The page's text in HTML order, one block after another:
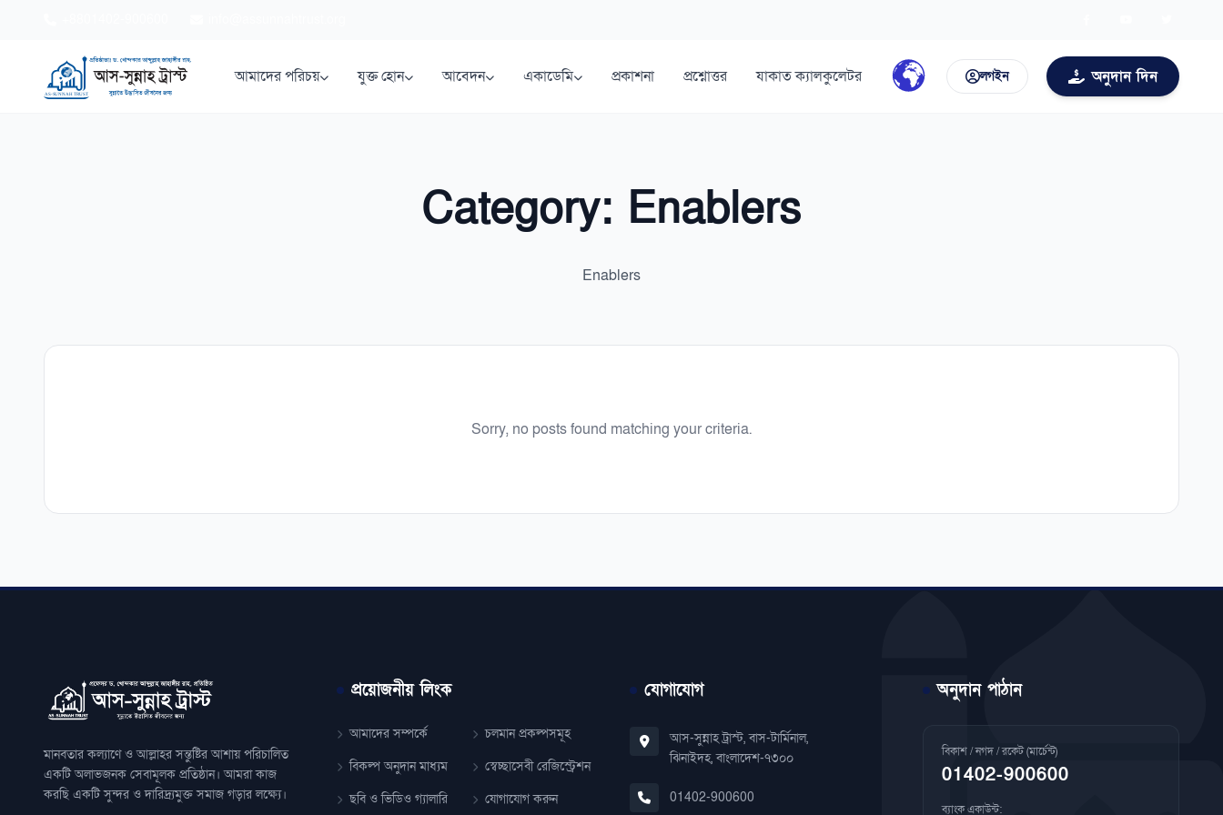
আমাদের পরিচয় যুক্ত হোন আবেদন একাডেমি প্রকাশনা প্রশ্নোত্তর যাকাত ক্যালকুলেটর লগইন অনুদান দিন
Category: Enablers
Enablers
Sorry, no posts found matching your criteria.
মানবতার কল্যাণে ও আল্লাহর সন্তুষ্টির আশায় পরিচালিত
একটি অলাভজনক সেবামূলক প্রতিষ্ঠান। আমরা কাজ
করছি একটি সুন্দর ও দারিদ্র্যমুক্ত সমাজ গড়ার লক্ষ্যে।
প্রয়োজনীয় লিংক
আমাদের সম্পর্কে
চলমান প্রকল্পসমূহ
বিকল্প অনুদান মাধ্যম
স্বেচ্ছাসেবী রেজিস্ট্রেশন
ছবি ও ভিডিও গ্যালারি
যোগাযোগ করুন
যোগাযোগ
আস-সুন্নাহ ট্রাস্ট, বাস-টার্মিনাল,
ঝিনাইদহ, বাংলাদেশ-৭৩০০
01402-900600
অনুদান পাঠান
বিকাশ / নগদ / রকেট (মার্চেন্ট)
01402-900600
ব্যাংক একাউন্ট: